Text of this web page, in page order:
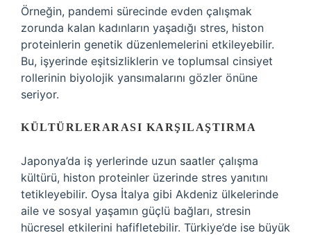
Örneğin, pandemi sürecinde evden çalışmak
zorunda kalan kadınların yaşadığı stres, histon
proteinlerin genetik düzenlemelerini etkileyebilir.
Bu, işyerinde eşitsizliklerin ve toplumsal cinsiyet
rollerinin biyolojik yansımalarını gözler önüne
seriyor.
KÜLTÜRLERARASI KARŞILAŞTIRMA
Japonya’da iş yerlerinde uzun saatler çalışma
kültürü, histon proteinler üzerinde stres yanıtını
tetikleyebilir. Oysa İtalya gibi Akdeniz ülkelerinde
aile ve sosyal yaşamın güçlü bağları, stresin
hücresel etkilerini hafifletebilir. Türkiye’de ise büyük